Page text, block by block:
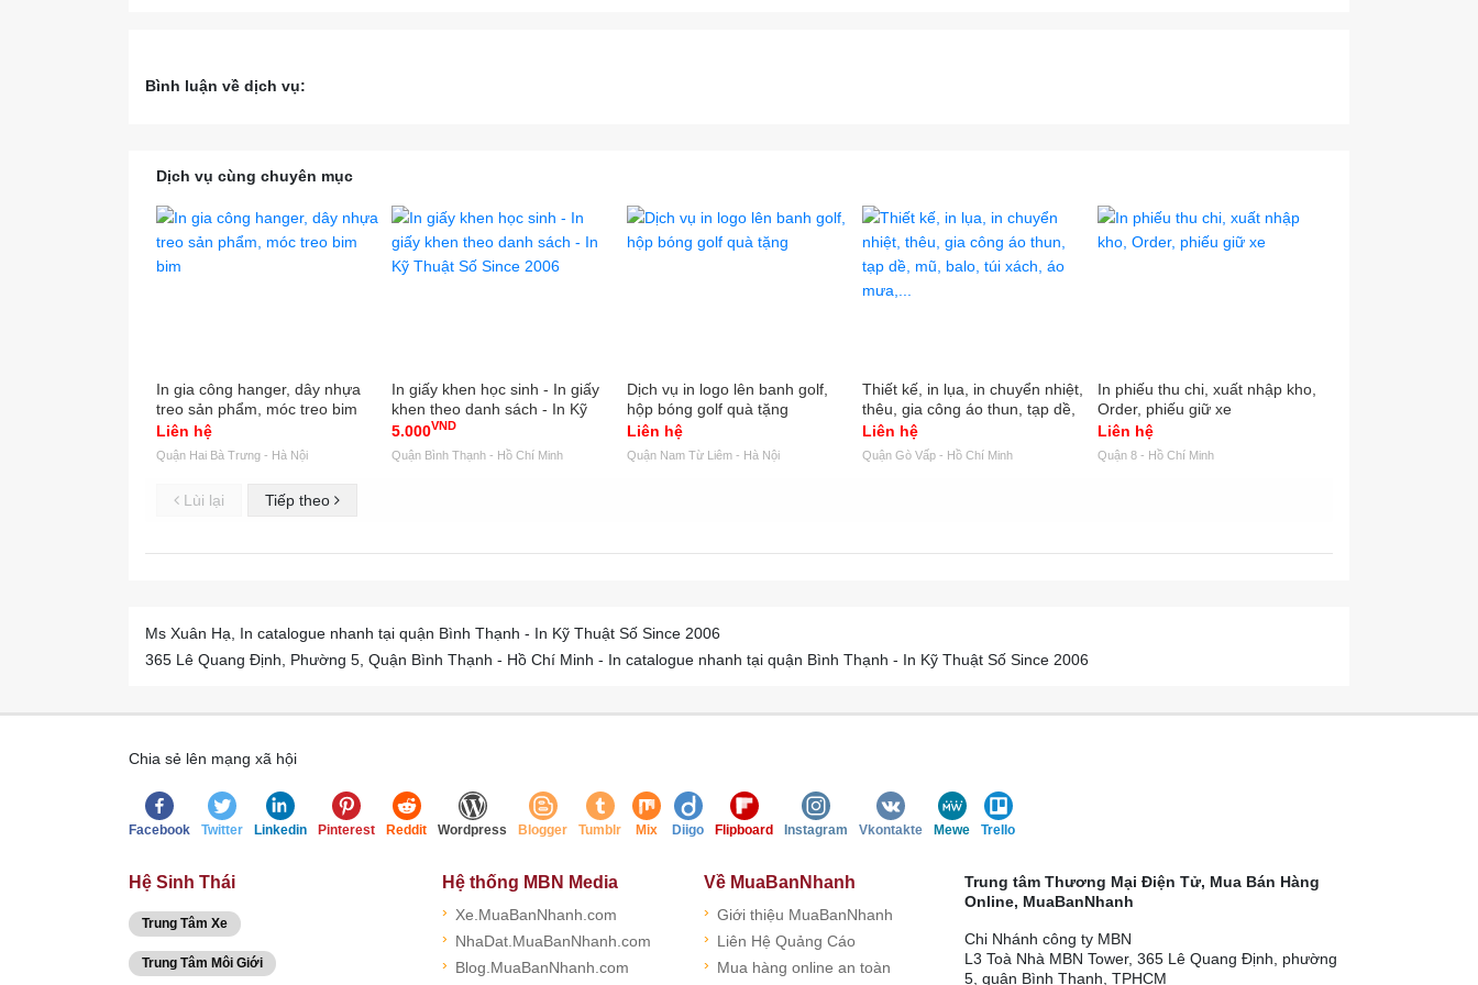
Bình luận về dịch vụ:
Dịch vụ cùng chuyên mục
In gia công hanger, dây nhựa
treo sản phẩm, móc treo bim
bim
Liên hệ
Quận Hai Bà Trưng - Hà Nội
In giấy khen học sinh - In giấy
khen theo danh sách - In Kỹ
Thuật Số Since 2006
5.000VND
Quận Bình Thạnh - Hồ Chí Minh
Dịch vụ in logo lên banh golf,
hộp bóng golf quà tặng
Liên hệ
Quận Nam Từ Liêm - Hà Nội
Thiết kế, in lụa, in chuyển nhiệt,
thêu, gia công áo thun, tạp dề,
mũ, balo, túi xách, áo mưa,...
Liên hệ
Quận Gò Vấp - Hồ Chí Minh
In phiếu thu chi, xuất nhập kho,
Order, phiếu giữ xe
Liên hệ
Quận 8 - Hồ Chí Minh
Lùi lại Tiếp theo
Ms Xuân Hạ, In catalogue nhanh tại quận Bình Thạnh - In Kỹ Thuật Số Since 2006
365 Lê Quang Định, Phường 5, Quận Bình Thạnh - Hồ Chí Minh - In catalogue nhanh tại quận Bình Thạnh - In Kỹ Thuật Số Since 2006
Chia sẻ lên mạng xã hội
Facebook Twitter Linkedin Pinterest Reddit Wordpress Blogger Tumblr Mix Diigo Flipboard Instagram Vkontakte Mewe Trello
Hệ Sinh Thái
Trung Tâm Xe
Trung Tâm Môi Giới
Hệ thống MBN Media
› Xe.MuaBanNhanh.com
› NhaDat.MuaBanNhanh.com
› Blog.MuaBanNhanh.com
Về MuaBanNhanh
› Giới thiệu MuaBanNhanh
› Liên Hệ Quảng Cáo
› Mua hàng online an toàn
Trung tâm Thương Mại Điện Tử, Mua Bán Hàng
Online, MuaBanNhanh
Chi Nhánh công ty MBN
L3 Toà Nhà MBN Tower, 365 Lê Quang Định, phường
5, quận Bình Thạnh, TPHCM